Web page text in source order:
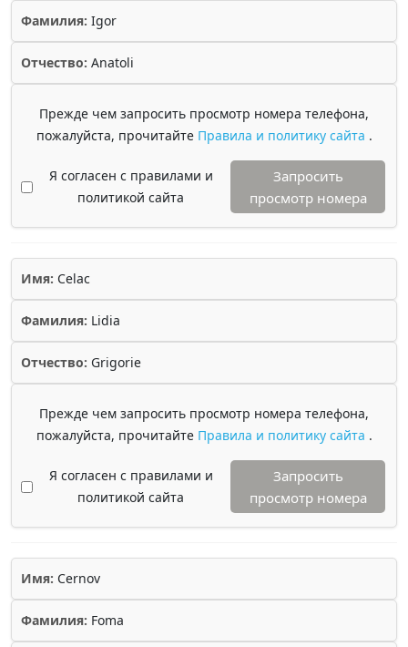
Фамилия: Igor
Отчество: Anatoli
Прежде чем запросить просмотр номера телефона,
пожалуйста, прочитайте Правила и политику сайта .
Я согласен с правилами и
политикой сайта
Запросить
просмотр номера
Имя: Celac
Фамилия: Lidia
Отчество: Grigorie
Прежде чем запросить просмотр номера телефона,
пожалуйста, прочитайте Правила и политику сайта .
Я согласен с правилами и
политикой сайта
Запросить
просмотр номера
Имя: Cernov
Фамилия: Foma